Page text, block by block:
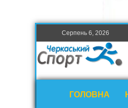
Серпень 6, 2026
ГОЛОВНА